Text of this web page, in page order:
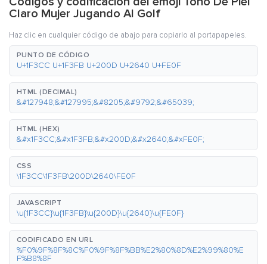
Claro Mujer Jugando Al Golf
Haz clic en cualquier código de abajo para copiarlo al portapapeles.
PUNTO DE CÓDIGO
U+1F3CC U+1F3FB U+200D U+2640 U+FE0F
HTML (DECIMAL)
&#127948;&#127995;&#8205;&#9792;&#65039;
HTML (HEX)
&#x1F3CC;&#x1F3FB;&#x200D;&#x2640;&#xFE0F;
CSS
\1F3CC\1F3FB\200D\2640\FE0F
JAVASCRIPT
\u{1F3CC}\u{1F3FB}\u{200D}\u{2640}\u{FE0F}
CODIFICADO EN URL
%F0%9F%8F%8C%F0%9F%8F%BB%E2%80%8D%E2%99%80%E
F%B8%8F